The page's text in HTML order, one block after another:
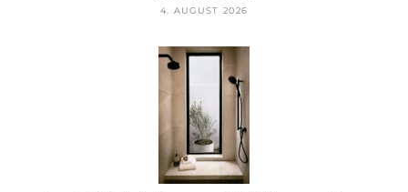
4. AUGUST 2026